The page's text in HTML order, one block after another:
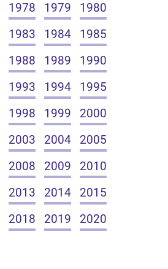
1978 1979
1980
1983 1984
1985
1988 1989
1990
1993 1994
1995
1998 1999
2000
2003 2004
2005
2008 2009
2010
2013 2014
2015
2018 2019
2020